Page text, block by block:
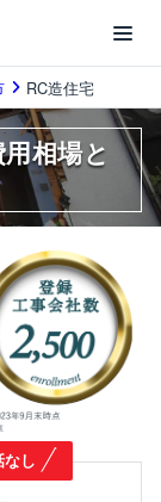
RC造住宅
相場と
し